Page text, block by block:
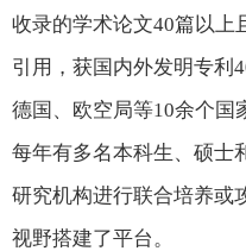
收录的学术论文40篇以上
引用，获国内外发明专利
德国、欧空局等10余个国
每年有多名本科生、硕士
研究机构进行联合培养或
视野搭建了平台。